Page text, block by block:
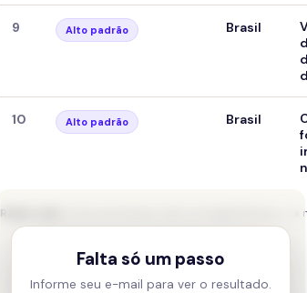
9 Alto padrão Brasil
10 Alto padrão Brasil
Falta só um passo
Informe seu e-mail para ver o resultado.
Radar Lano · busca em tempo real no Google Notícias ·